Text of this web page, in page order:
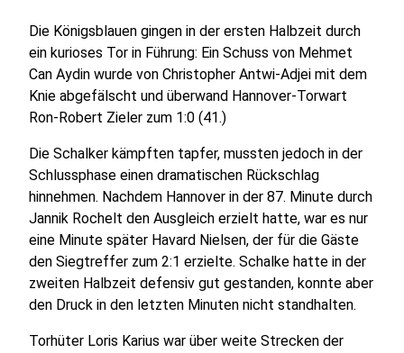
Die Königsblauen gingen in der ersten Halbzeit durch
ein kurioses Tor in Führung: Ein Schuss von Mehmet
Can Aydin wurde von Christopher Antwi-Adjei mit dem
Knie abgefälscht und überwand Hannover-Torwart
Ron-Robert Zieler zum 1:0 (41.)
Die Schalker kämpften tapfer, mussten jedoch in der
Schlussphase einen dramatischen Rückschlag
hinnehmen. Nachdem Hannover in der 87. Minute durch
Jannik Rochelt den Ausgleich erzielt hatte, war es nur
eine Minute später Havard Nielsen, der für die Gäste
den Siegtreffer zum 2:1 erzielte. Schalke hatte in der
zweiten Halbzeit defensiv gut gestanden, konnte aber
den Druck in den letzten Minuten nicht standhalten.
Torhüter Loris Karius war über weite Strecken der